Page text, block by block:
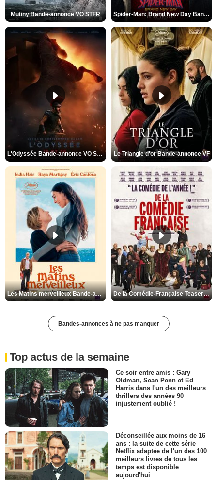
Mutiny Bande-annonce VO STFR Spider-Man: Brand New Day Bande-annonce VO STFR
L'Odyssée Bande-annonce VO STFR Le Triangle d'or Bande-annonce VF
Les Matins merveilleux Bande-annonce VF De la Comédie-Française Teaser VF
Bandes-annonces à ne pas manquer
Top actus de la semaine
Ce soir entre amis : Gary
Oldman, Sean Penn et Ed
Harris dans l'un des meilleurs
thrillers des années 90
injustement oublié !
Déconseillée aux moins de 16
ans : la suite de cette série
Netflix adaptée de l'un des 100
meilleurs livres de tous les
temps est disponible
aujourd'hui